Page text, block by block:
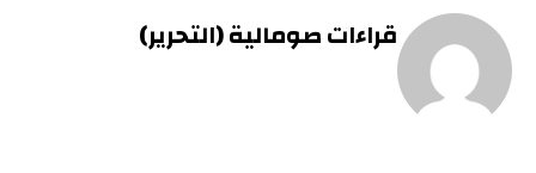
قراءات صومالية (التحرير)